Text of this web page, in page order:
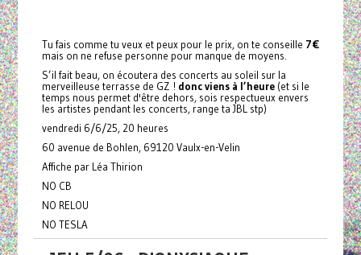
Tu fais comme tu veux et peux pour le prix, on te conseille 7€
mais on ne refuse personne pour manque de moyens.
S’il fait beau, on écoutera des concerts au soleil sur la
merveilleuse terrasse de GZ ! donc viens à l’heure (et si le
temps nous permet d'être dehors, sois respectueux envers
les artistes pendant les concerts, range ta JBL stp)
vendredi 6/6/25, 20 heures
60 avenue de Bohlen, 69120 Vaulx-en-Velin
Affiche par Léa Thirion
NO CB
NO RELOU
NO TESLA